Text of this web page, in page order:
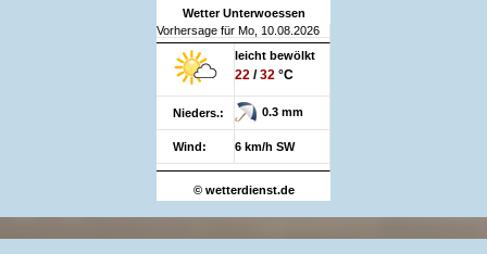
Wetter Unterwoessen
Vorhersage für Mo, 10.08.2026
leicht bewölkt
22 /32 °C
Nieders.: 0.3 mm
Wind: 6 km/h SW
© wetterdienst.de